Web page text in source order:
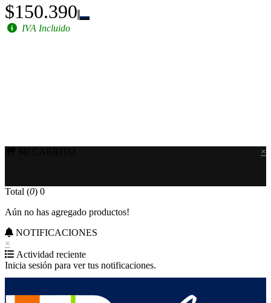
$150.390
IVA Incluido
×
Total (0) 0
Aún no has agregado productos!
NOTIFICACIONES
×
Actividad reciente
Inicia sesión para ver tus notificaciones.